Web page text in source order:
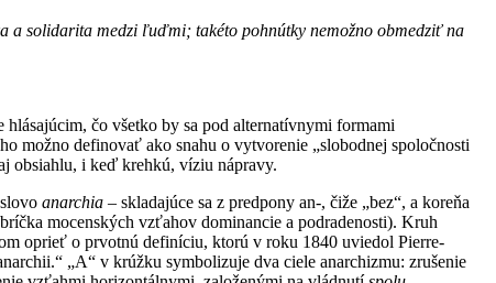
a solidarita medzi ľuďmi; takéto pohnútky nemožno obmedziť na
čo všetko by sa pod alternatívnymi formami
možno definovať ako snahu o vytvorenie „slobodnej spoločnosti
obsiahlu, i keď krehkú, víziu nápravy.
anarchia – skladajúce sa z predpony an-, čiže „bez“, a koreňa
mocenských vzťahov dominancie a podradenosti). Kruh
oprieť o prvotnú definíciu, ktorú v roku 1840 uviedol Pierre-
„A“ v krúžku symbolizuje dva ciele anarchizmu: zrušenie